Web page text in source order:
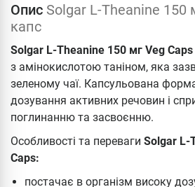
Опис Solgar L-Theanine 150
капс
Solgar L-Theanine 150 мг Veg Caps
з амінокислотою таніном, яка
зеленому чаї. Капсульована
дозування активних речовин і
поглинанню та засвоєнню.
Особливості та переваги Solgar L-
Caps:
постачає в організм високу